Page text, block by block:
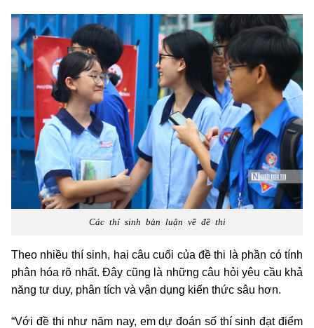
Các thí sinh bàn luận về đề thi
Theo nhiều thí sinh, hai câu cuối của đề thi là phần có tính
phân hóa rõ nhất. Đây cũng là những câu hỏi yêu cầu khả
năng tư duy, phân tích và vận dụng kiến thức sâu hơn.
“Với đề thi như năm nay, em dự đoán số thí sinh đạt điểm